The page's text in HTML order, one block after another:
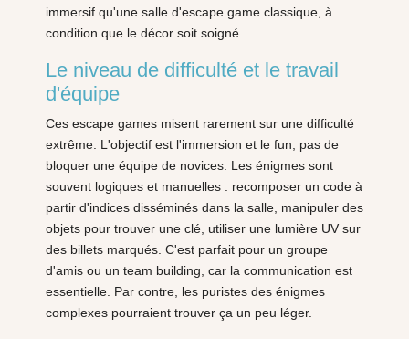
immersif qu'une salle d'escape game classique, à
condition que le décor soit soigné.
Le niveau de difficulté et le travail
d'équipe
Ces escape games misent rarement sur une difficulté
extrême. L'objectif est l'immersion et le fun, pas de
bloquer une équipe de novices. Les énigmes sont
souvent logiques et manuelles : recomposer un code à
partir d'indices disséminés dans la salle, manipuler des
objets pour trouver une clé, utiliser une lumière UV sur
des billets marqués. C'est parfait pour un groupe
d'amis ou un team building, car la communication est
essentielle. Par contre, les puristes des énigmes
complexes pourraient trouver ça un peu léger.